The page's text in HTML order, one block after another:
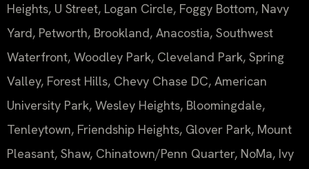
Heights, U Street, Logan Circle, Foggy Bottom, Navy
Yard, Petworth, Brookland, Anacostia, Southwest
Waterfront, Woodley Park, Cleveland Park, Spring
Valley, Forest Hills, Chevy Chase DC, American
University Park, Wesley Heights, Bloomingdale,
Tenleytown, Friendship Heights, Glover Park, Mount
Pleasant, Shaw, Chinatown/Penn Quarter, NoMa, Ivy